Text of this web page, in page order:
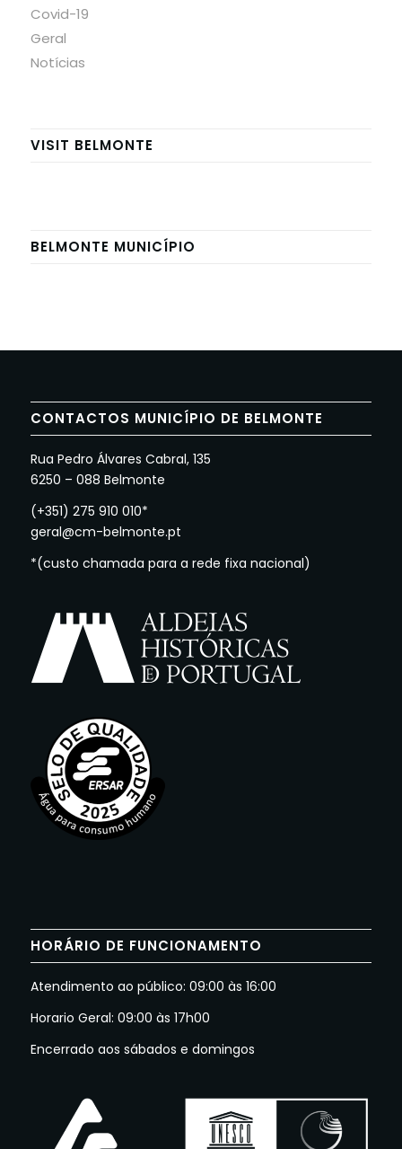
Covid-19
Geral
Notícias
VISIT BELMONTE
BELMONTE MUNICÍPIO
CONTACTOS MUNICÍPIO DE BELMONTE
Rua Pedro Álvares Cabral, 135
6250 – 088 Belmonte
(+351) 275 910 010*
geral@cm-belmonte.pt
*(custo chamada para a rede fixa nacional)
HORÁRIO DE FUNCIONAMENTO
Atendimento ao público: 09:00 às 16:00
Horario Geral: 09:00 às 17h00
Encerrado aos sábados e domingos